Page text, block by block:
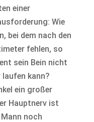
einer
Wie
bei dem nach den
fehlen, so
sein Bein nicht
kann?
ein großer
Hauptnerv ist
noch